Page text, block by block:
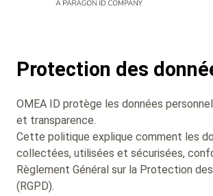
Protection des
OMEA ID protège les données
et transparence.
Cette politique explique comment les
collectées, utilisées et sécurisées,
Règlement Général sur la Protection
(RGPD).